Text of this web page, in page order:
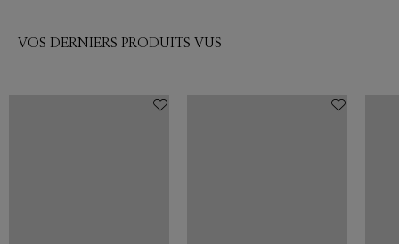
VOS DERNIERS PRODUITS VUS